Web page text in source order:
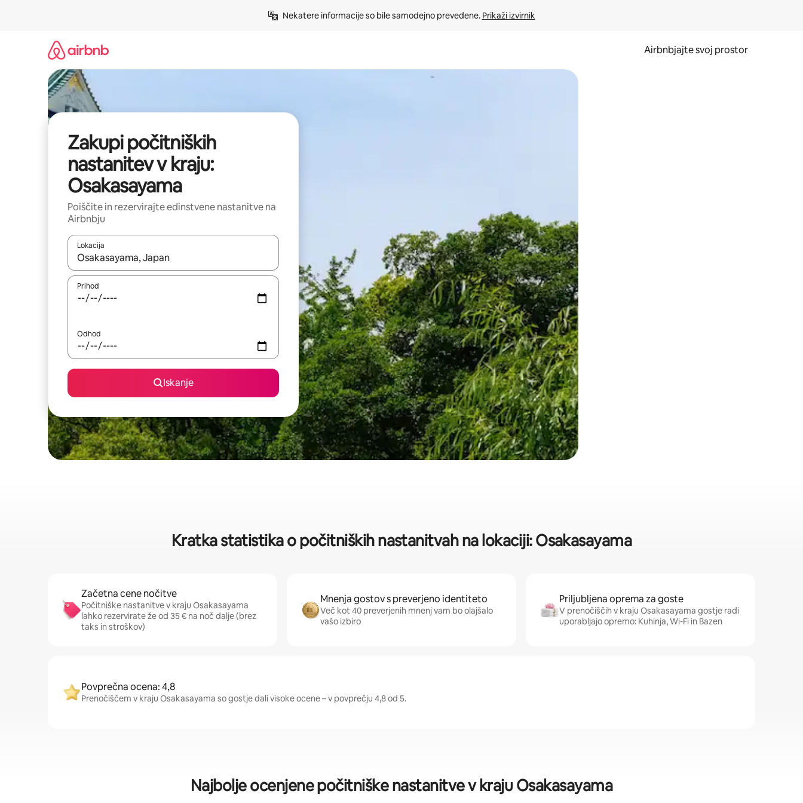
Nekatere informacije so bile samodejno prevedene. Prikaži izvirnik
Airbnbjajte svoj prostor
Zakupi počitniških
nastanitev v kraju:
Osakasayama
Poiščite in rezervirajte edinstvene nastanitve na
Airbnbju
Lokacija
Ko so rezultati na voljo, krmarite s puščičnima tipkama gor in dol ali pa raziskujte z dotikom ali podrsljajem.
Prihod
Odhod
Iskanje
Kratka statistika o počitniških nastanitvah na lokaciji: Osakasayama
Začetna cene nočitve
Počitniške nastanitve v kraju Osakasayama
lahko rezervirate že od 35 € na noč dalje (brez
taks in stroškov)
Mnenja gostov s preverjeno identiteto
Več kot 40 preverjenih mnenj vam bo olajšalo
vašo izbiro
Priljubljena oprema za goste
V prenočiščih v kraju Osakasayama gostje radi
uporabljajo opremo: Kuhinja, Wi-Fi in Bazen
Povprečna ocena: 4,8
Prenočiščem v kraju Osakasayama so gostje dali visoke ocene – v povprečju 4,8 od 5.
Najbolje ocenjene počitniške nastanitve v kraju Osakasayama